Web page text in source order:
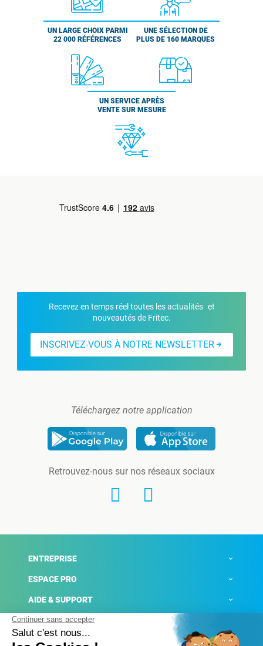
UN LARGE CHOIX PARMI
22 000 RÉFÉRENCES
UNE SÉLECTION DE
PLUS DE 160 MARQUES
UN SERVICE APRÈS
VENTE SUR MESURE
Recevez en temps réel toutes les actualités et
nouveautés de Fritec.
INSCRIVEZ-VOUS À NOTRE NEWSLETTER
Téléchargez notre application
Retrouvez-nous sur nos réseaux sociaux
ENTREPRISE
ESPACE PRO
AIDE & SUPPORT
ACTUALITÉS